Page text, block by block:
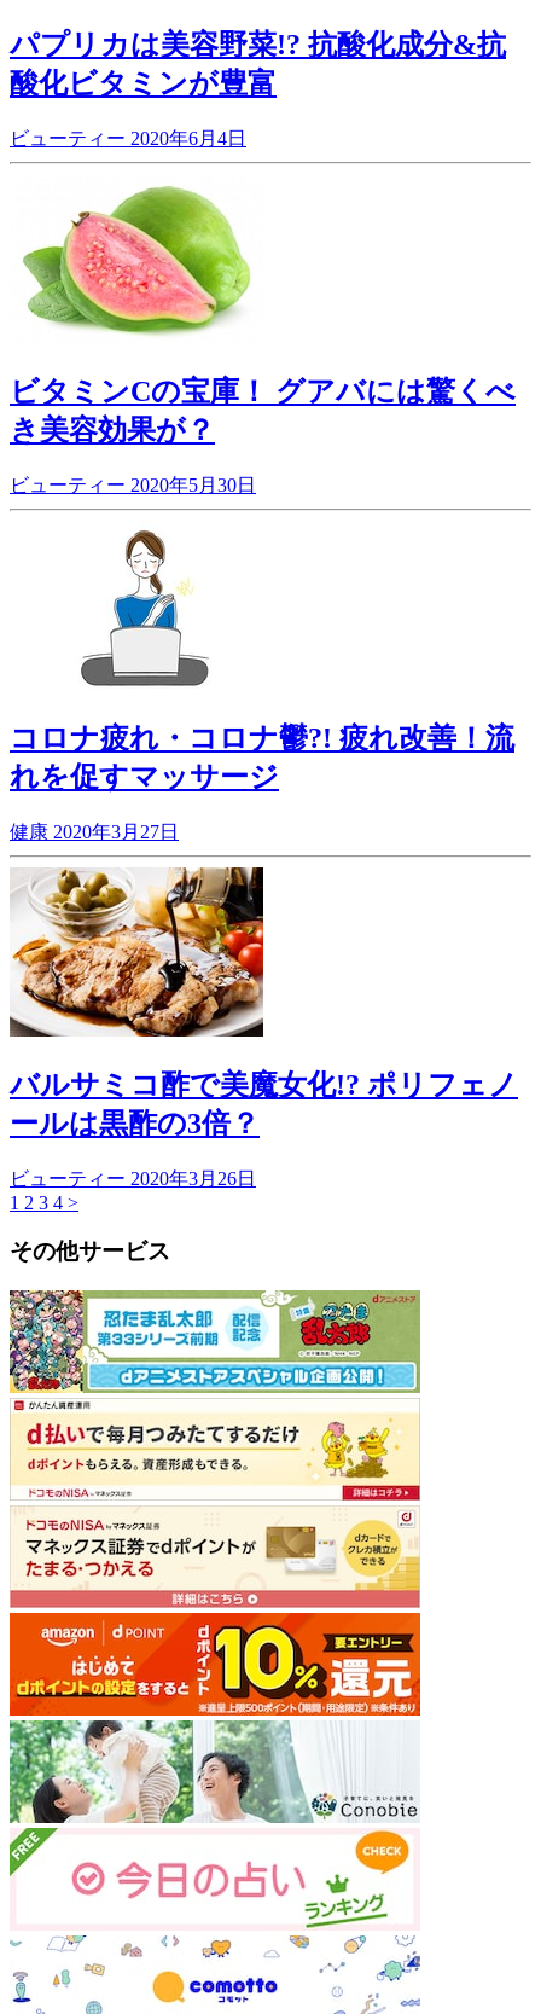
パプリカは美容野菜!? 抗酸化成分&抗
酸化ビタミンが豊富
ビューティー 2020年6月4日
ビタミンCの宝庫！ グアバには驚くべ
き美容効果が？
ビューティー 2020年5月30日
コロナ疲れ・コロナ鬱?! 疲れ改善！流
れを促すマッサージ
健康 2020年3月27日
バルサミコ酢で美魔女化!? ポリフェノ
ールは黒酢の3倍？
ビューティー 2020年3月26日
1 2 3 4 >
その他サービス